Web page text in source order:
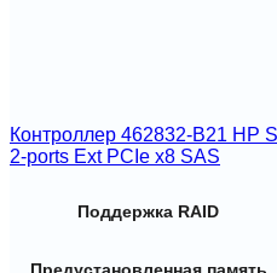
Контроллер 462832-B21 HP
2-ports Ext PCIe x8 SAS
Поддержка RAID